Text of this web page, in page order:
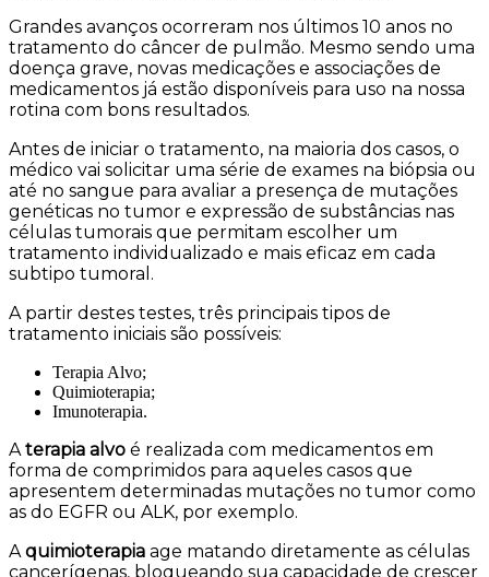
Grandes avanços ocorreram nos últimos 10 anos no
tratamento do câncer de pulmão. Mesmo sendo uma
doença grave, novas medicações e associações de
medicamentos já estão disponíveis para uso na nossa
rotina com bons resultados.
Antes de iniciar o tratamento, na maioria dos casos, o
médico vai solicitar uma série de exames na biópsia ou
até no sangue para avaliar a presença de mutações
genéticas no tumor e expressão de substâncias nas
células tumorais que permitam escolher um
tratamento individualizado e mais eficaz em cada
subtipo tumoral.
A partir destes testes, três principais tipos de
tratamento iniciais são possíveis:
Terapia Alvo;
Quimioterapia;
Imunoterapia.
Aterapia alvo é realizada com medicamentos em
forma de comprimidos para aqueles casos que
apresentem determinadas mutações no tumor como
as do EGFR ou ALK, por exemplo.
Aquimioterapia age matando diretamente as células
cancerígenas, bloqueando sua capacidade de crescer